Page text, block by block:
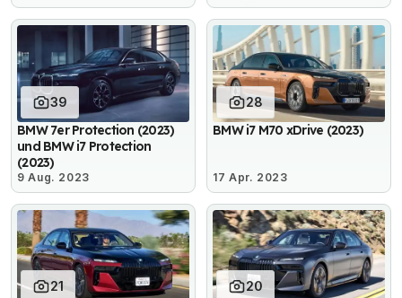
39
BMW 7er Protection (2023)
und BMW i7 Protection
(2023)
9 Aug. 2023
28
BMW i7 M70 xDrive (2023)
17 Apr. 2023
21 20